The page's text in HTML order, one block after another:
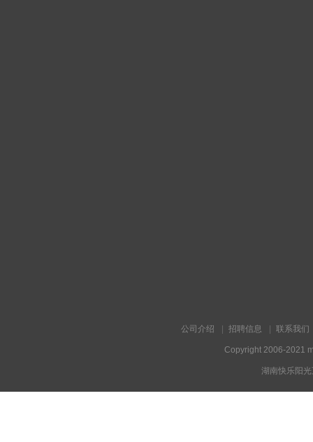
公司介绍 招聘信息 联系我们
Copyright 2006-2021
湖南快乐阳